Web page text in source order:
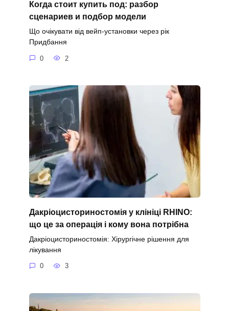
Когда стоит купить под: разбор
сценариев и подбор модели
Що очікувати від вейп-установки через рік
Придбання
0 2
Дакріоцисториностомія у клініці RHINO:
що це за операція і кому вона потрібна
Дакріоцисториностомія: Хірургічне рішення для
лікування
0 3